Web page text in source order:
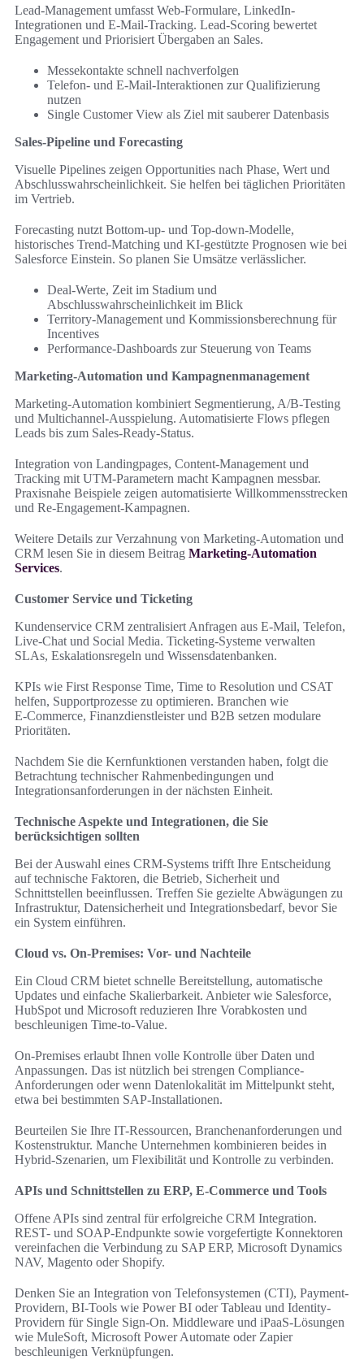
Lead-Management umfasst Web-Formulare, LinkedIn-
Integrationen und E‑Mail-Tracking. Lead-Scoring bewertet
Engagement und Priorisiert Übergaben an Sales.
Messekontakte schnell nachverfolgen
Telefon- und E‑Mail-Interaktionen zur Qualifizierung
nutzen
Single Customer View als Ziel mit sauberer Datenbasis
Sales-Pipeline und Forecasting
Visuelle Pipelines zeigen Opportunities nach Phase, Wert und
Abschlusswahrscheinlichkeit. Sie helfen bei täglichen Prioritäten
im Vertrieb.
Forecasting nutzt Bottom-up- und Top-down-Modelle,
historisches Trend-Matching und KI-gestützte Prognosen wie bei
Salesforce Einstein. So planen Sie Umsätze verlässlicher.
Deal-Werte, Zeit im Stadium und
Abschlusswahrscheinlichkeit im Blick
Territory-Management und Kommissionsberechnung für
Incentives
Performance-Dashboards zur Steuerung von Teams
Marketing-Automation und Kampagnenmanagement
Marketing-Automation kombiniert Segmentierung, A/B-Testing
und Multichannel-Ausspielung. Automatisierte Flows pflegen
Leads bis zum Sales-Ready-Status.
Integration von Landingpages, Content-Management und
Tracking mit UTM-Parametern macht Kampagnen messbar.
Praxisnahe Beispiele zeigen automatisierte Willkommensstrecken
und Re-Engagement-Kampagnen.
Weitere Details zur Verzahnung von Marketing-Automation und
CRM lesen Sie in diesem Beitrag Marketing-Automation
Services.
Customer Service und Ticketing
Kundenservice CRM zentralisiert Anfragen aus E‑Mail, Telefon,
Live-Chat und Social Media. Ticketing-Systeme verwalten
SLAs, Eskalationsregeln und Wissensdatenbanken.
KPIs wie First Response Time, Time to Resolution und CSAT
helfen, Supportprozesse zu optimieren. Branchen wie
E‑Commerce, Finanzdienstleister und B2B setzen modulare
Prioritäten.
Nachdem Sie die Kernfunktionen verstanden haben, folgt die
Betrachtung technischer Rahmenbedingungen und
Integrationsanforderungen in der nächsten Einheit.
Technische Aspekte und Integrationen, die Sie
berücksichtigen sollten
Bei der Auswahl eines CRM-Systems trifft Ihre Entscheidung
auf technische Faktoren, die Betrieb, Sicherheit und
Schnittstellen beeinflussen. Treffen Sie gezielte Abwägungen zu
Infrastruktur, Datensicherheit und Integrationsbedarf, bevor Sie
ein System einführen.
Cloud vs. On-Premises: Vor- und Nachteile
Ein Cloud CRM bietet schnelle Bereitstellung, automatische
Updates und einfache Skalierbarkeit. Anbieter wie Salesforce,
HubSpot und Microsoft reduzieren Ihre Vorabkosten und
beschleunigen Time-to-Value.
On-Premises erlaubt Ihnen volle Kontrolle über Daten und
Anpassungen. Das ist nützlich bei strengen Compliance-
Anforderungen oder wenn Datenlokalität im Mittelpunkt steht,
etwa bei bestimmten SAP-Installationen.
Beurteilen Sie Ihre IT-Ressourcen, Branchenanforderungen und
Kostenstruktur. Manche Unternehmen kombinieren beides in
Hybrid-Szenarien, um Flexibilität und Kontrolle zu verbinden.
APIs und Schnittstellen zu ERP, E‑Commerce und Tools
Offene APIs sind zentral für erfolgreiche CRM Integration.
REST- und SOAP-Endpunkte sowie vorgefertigte Konnektoren
vereinfachen die Verbindung zu SAP ERP, Microsoft Dynamics
NAV, Magento oder Shopify.
Denken Sie an Integration von Telefonsystemen (CTI), Payment-
Providern, BI-Tools wie Power BI oder Tableau und Identity-
Providern für Single Sign-On. Middleware und iPaaS-Lösungen
wie MuleSoft, Microsoft Power Automate oder Zapier
beschleunigen Verknüpfungen.